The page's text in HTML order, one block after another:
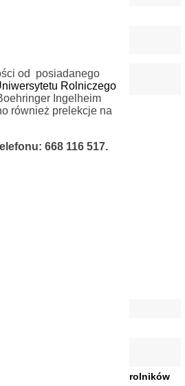
od posiadanego
Rolniczego
Ingelheim
również prelekcje na
668 116 517.
rolników